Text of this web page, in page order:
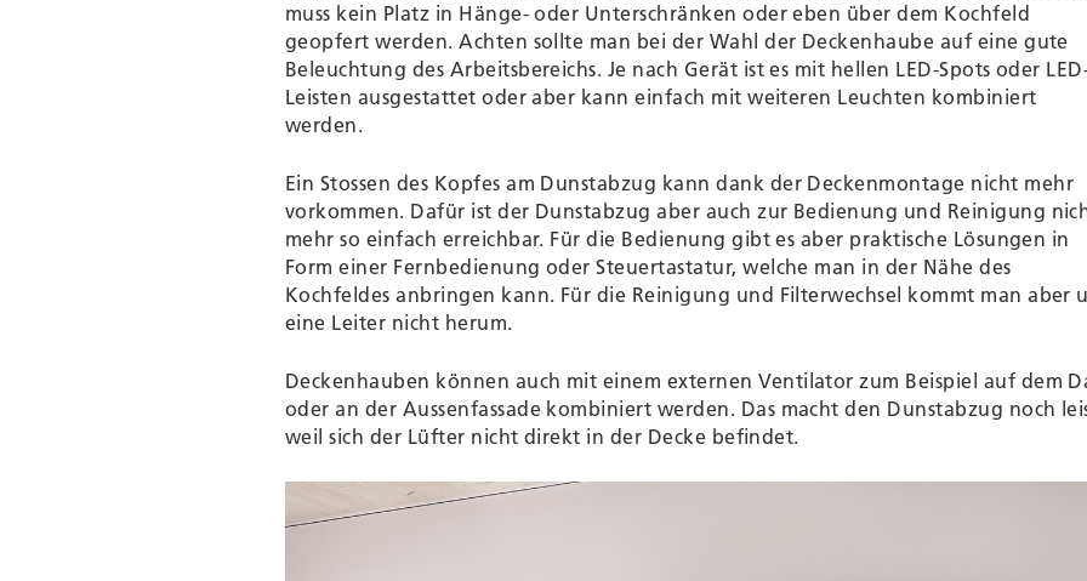
muss kein Platz in Hänge- oder Unterschränken oder eben über dem Kochfeld
geopfert werden. Achten sollte man bei der Wahl der Deckenhaube auf eine gute
Beleuchtung des Arbeitsbereichs. Je nach Gerät ist es mit hellen LED-Spots oder
Leisten ausgestattet oder aber kann einfach mit weiteren Leuchten kombiniert
werden.
Ein Stossen des Kopfes am Dunstabzug kann dank der Deckenmontage nicht mehr
vorkommen. Dafür ist der Dunstabzug aber auch zur Bedienung und Reinigung
mehr so einfach erreichbar. Für die Bedienung gibt es aber praktische Lösungen in
Form einer Fernbedienung oder Steuertastatur, welche man in der Nähe des
Kochfeldes anbringen kann. Für die Reinigung und Filterwechsel kommt man aber
eine Leiter nicht herum.
Deckenhauben können auch mit einem externen Ventilator zum Beispiel auf dem
oder an der Aussenfassade kombiniert werden. Das macht den Dunstabzug noch
weil sich der Lüfter nicht direkt in der Decke befindet.